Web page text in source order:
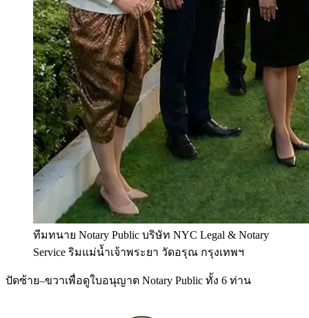
ทีมทนาย Notary Public บริษัท NYC Legal & Notary
Service ริมแม่น้ำเจ้าพระยา วัดอรุณ กรุงเทพฯ
ปัดซ้าย–ขวาเพื่อดูใบอนุญาต Notary Public ทั้ง 6 ท่าน